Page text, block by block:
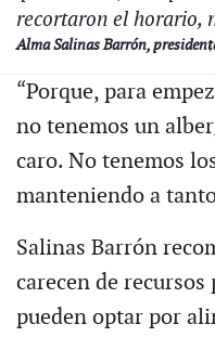
recortaron el horario,
Alma Salinas Barrón,
“Porque, para
no tenemos un
caro. No tenemos
manteniendo a
Salinas Barrón
carecen de
pueden optar por